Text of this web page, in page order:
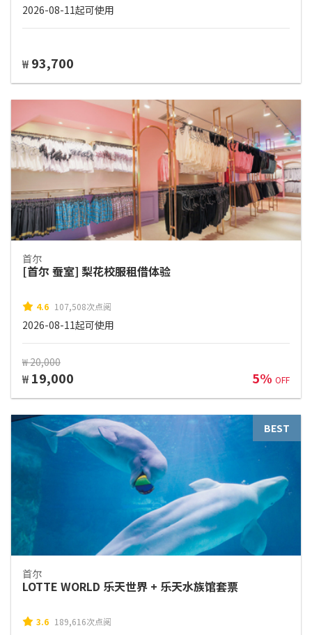
2026-08-11起可使用
₩ 93,700
首尔
[首尔 蚕室] 梨花校服租借体验
4.6 107,508次点阅
2026-08-11起可使用
₩ 20,000
₩ 19,000 5% OFF
BEST
首尔
LOTTE WORLD 乐天世界 + 乐天水族馆套票
3.6 189,616次点阅